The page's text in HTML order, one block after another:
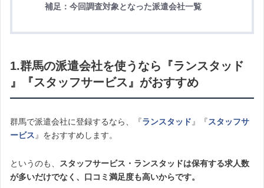
補足：今回調査対象となった派遣会社一覧
1.群馬の派遣会社を使うなら『ランスタッド
』『スタッフサービス』がおすすめ
群馬で派遣会社に登録するなら、『ランスタッド 』『スタッフサ
ービス 』をおすすめします。
というのも、
スタッフサービス・ランスタッドは保有する求人数
が多いだけでなく、口コミ満足度も高いからです。